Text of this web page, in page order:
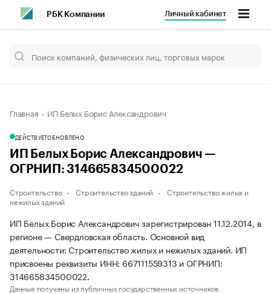
РБК Компании Личный кабинет
Главная ИП Белых Борис Александрович
ДЕЙСТВУЕТОБНОВЛЕНО
ИП Белых Борис Александрович —
ОГРНИП: 314665834500022
Строительство Строительство зданий
Строительство жилых и
нежилых зданий
ИП Белых Борис Александрович зарегистрирован 11.12.2014, в
регионе — Свердловская область. Основной вид
деятельности: Строительство жилых и нежилых зданий. ИП
присвоены реквизиты ИНН: 667111559313 и ОГРНИП:
314665834500022.
Данные получены из публичных государственных источников.